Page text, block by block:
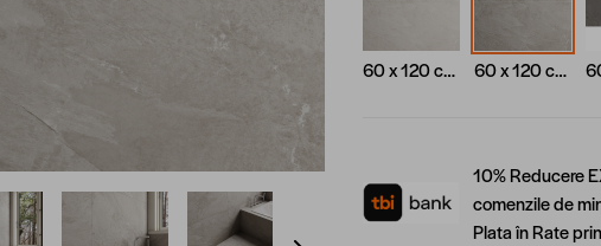
View larger image View larger imageView larger imageView larger imageView larger
60 x 120 cm, Gri deschis 60 x 120 cm, Gri
10% Reducere
comenzile de
Plata în Rate